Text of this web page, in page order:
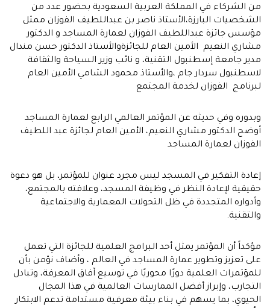
من الشركاء في المملكة العربية السعودية بحضور عدد من
الشخصيات البارزة،الأستاذ ناصر بن عبداللطيف الفوزان ممثل
مؤسس جائزة عبداللطيف الفوزان لعمارة المساجد و الدكتور
مشاري النعيم الأمين العام للجائزةوالأستاذ الدكتور حسن مندال
مدير جامعة إسطنبول التقنية، و نائب وزير السياحة والثقافة
لاسطنبول سردار جام ،والأستاذ محمود الشامي الأمين العام
لبرنامج الفوزان لخدمة المجتمع
وبدوره وفي حديثه عن المؤتمر العالمي الرابع لعمارة المساجد
أوضح الدكتور مشاري النعيم، الأمين العام لجائزة عبد اللطيف
الفوزان لعمارة المساجد
إعادة التفكير في المسجد ليس مجرد عنوان للمؤتمر، بل هو دعوة
حقيقية لإعادة النظر في وظيفة المسجد، وعلاقته بالمجتمع،
وأدواره المتجددة في ظل التحولات المعمارية والاجتماعية
والتقنية.
مؤكداً أن المؤتمر يمثل أحد البرامج العلمية للجائزة التي تعمل
على تعزيز وتطوير عمارة المساجد في العالم ، وأضاف نؤمن بأن
للمؤتمرات العلمية دورًا محوريًا في توسيع آفاق المعرفة، وتبادل
التجارب، وإبراز أفضل الممارسات العالمية في هذا المجال
الحيوي، بما يسهم في بناء بيئة معرفية مستدامة تدعم الابتكار